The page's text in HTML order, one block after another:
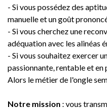
- Si vous possédez des
manuelle et un goût
- Si vous cherchez une
adéquation avec les alinéas
- Si vous souhaitez exercer
passionnante, rentable et en
Alors le métier de l'ongle
Notre mission : vous